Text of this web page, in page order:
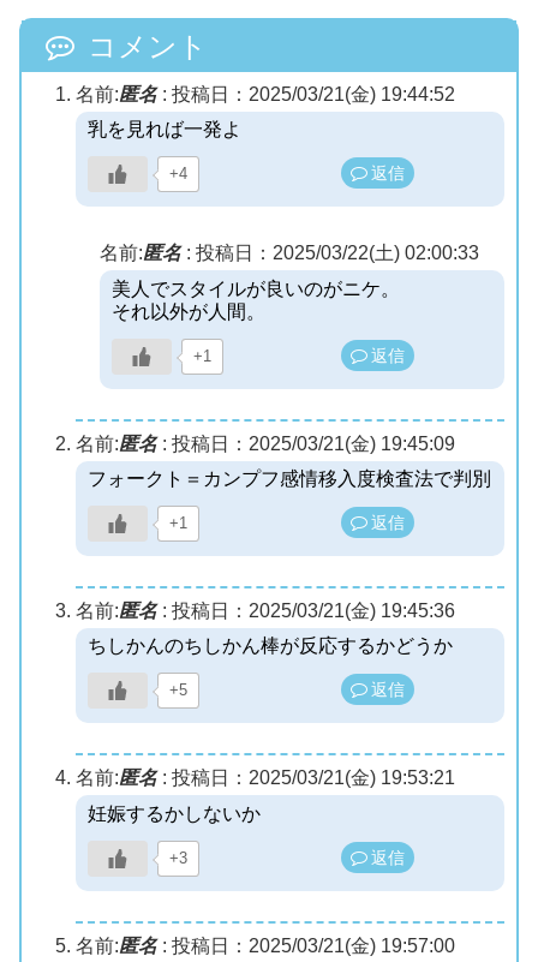
コメント
名前:匿名: 投稿日：2025/03/21(金) 19:44:52
乳を見れば一発よ
+4 返信
名前:匿名: 投稿日：2025/03/22(土) 02:00:33
美人でスタイルが良いのがニケ。
それ以外が人間。
+1 返信
名前:匿名: 投稿日：2025/03/21(金) 19:45:09
フォークト＝カンプフ感情移入度検査法で判別
+1 返信
名前:匿名: 投稿日：2025/03/21(金) 19:45:36
ちしかんのちしかん棒が反応するかどうか
+5 返信
名前:匿名: 投稿日：2025/03/21(金) 19:53:21
妊娠するかしないか
+3 返信
名前:匿名: 投稿日：2025/03/21(金) 19:57:00